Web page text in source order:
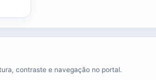
contraste e navegação no portal.